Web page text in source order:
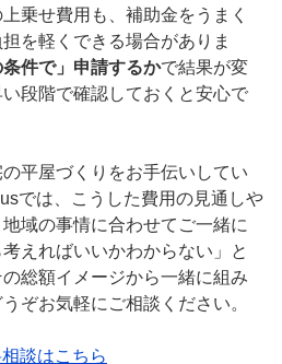
乗せ費用も、補助金をうまく
を軽くできる場合がありま
条件で」申請するかで結果が変
段階で確認しておくと安心で
平屋づくりをお手伝いしてい
では、こうした費用の見通しや
域の事情に合わせてご一緒に
えればいいかわからない」と
総額イメージから一緒に組み
ぞお気軽にご相談ください。
談はこちら